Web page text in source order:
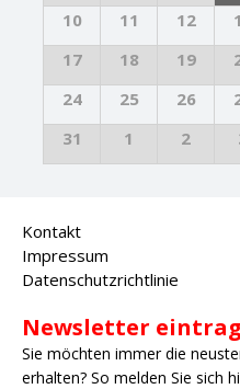
10
11 12
17
18 19
24
25 26
31
1 2
Kontakt
Impressum
Datenschutzrichtlinie
Newsletter
Sie möchten immer die
erhalten? So melden Sie sich